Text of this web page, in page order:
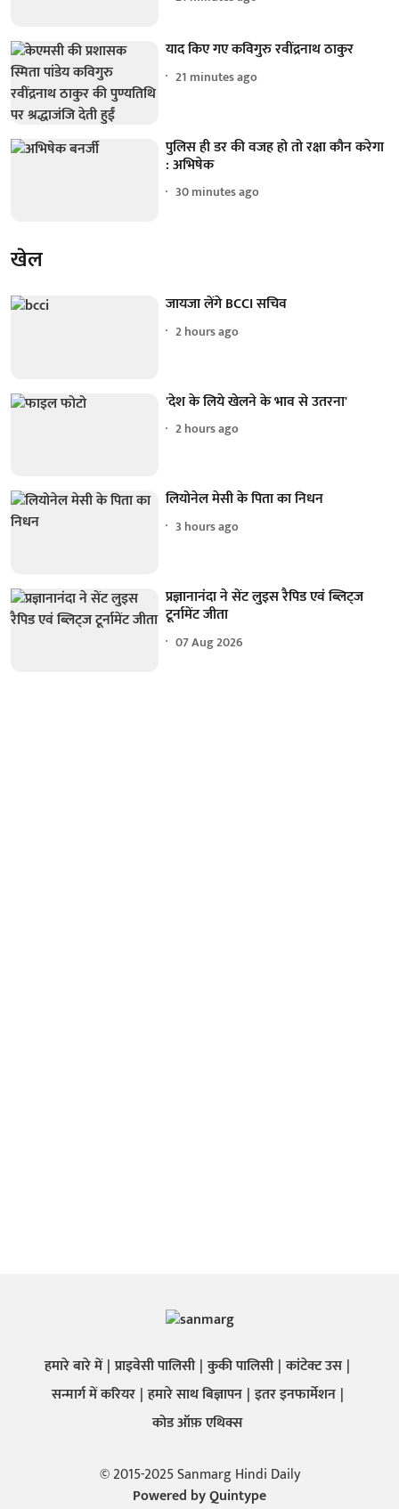
याद किए गए कविगुरु रवींद्रनाथ ठाकुर
21 minutes ago
पुलिस ही डर की वजह हो तो रक्षा कौन करेगा
: अभिषेक
30 minutes ago
खेल
जायजा लेंगे BCCI सचिव
2 hours ago
'देश के लिये खेलने के भाव से उतरना'
2 hours ago
लियोनेल मेसी के पिता का निधन
3 hours ago
प्रज्ञानानंदा ने सेंट लुइस रैपिड एवं ब्लिट्ज
टूर्नामेंट जीता
07 Aug 2026
हमारे बारे में प्राइवेसी पालिसी कुकी पालिसी कांटेक्ट उस
सन्मार्ग में करियर हमारे साथ बिज्ञापन इतर इनफार्मेशन
कोड ऑफ़ एथिक्स
© 2015-2025 Sanmarg Hindi Daily
Powered byQuintype